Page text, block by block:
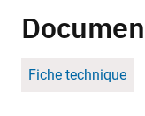
Fiche technique